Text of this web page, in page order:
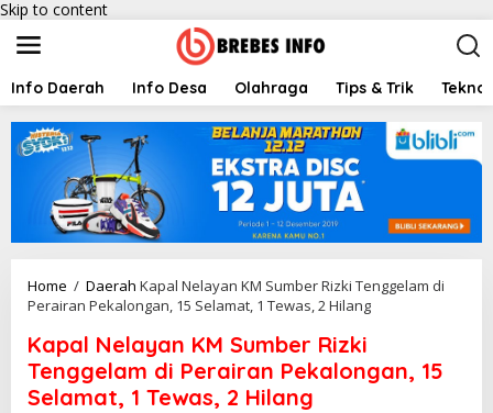
Skip to content
Info Daerah Info Desa Olahraga Tips & Trik
Home / Daerah Kapal Nelayan KM Sumber Rizki Tenggelam di
Perairan Pekalongan, 15 Selamat, 1 Tewas, 2 Hilang
Kapal Nelayan KM Sumber Rizki
Tenggelam di Perairan Pekalongan, 15
Selamat, 1 Tewas, 2 Hilang